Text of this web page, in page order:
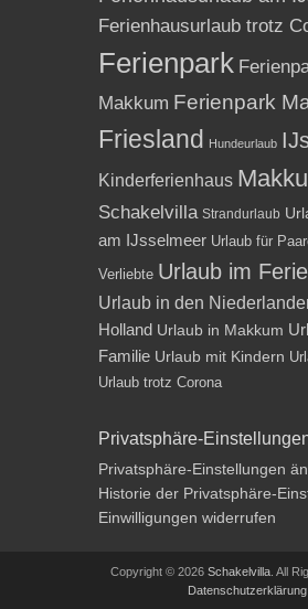
Ferienhausurlaub trotz
Ferienpark
Makkum Ferienpark
Friesland Hundeurlaub
Kinderferienhaus
Schakelvilla Strandurlaub
am IJsselmeer Urlaub für
Verliebte Urlaub im
Urlaub in den
Holland Urlaub in Makkum
Familie Urlaub mit Kindern
Urlaub trotz Corona
Privatsphäre-
Privatsphäre-Einstellungen
Historie der Privatsphäre-
Einwilligungen widerrufen
Copyright © 2026 Schakelvilla. All
Datenschutzerklärung